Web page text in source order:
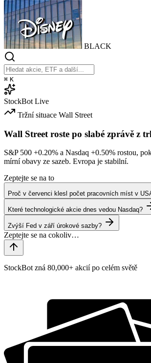
BLACK
⌘ K
StockBot Live
Tržní situace Wall Street
Wall Street roste po slabé zprávě z
S&P 500 +0.20% a Nasdaq +0.50% rostou,
mírní obavy ze sazeb. Evropa je stabilní.
Zeptejte se na to
Proč v červenci klesl počet pracovních míst v
Které technologické akcie dnes vedou Nasdaq?
Zvýší Fed v září úrokové sazby?
StockBot zná 80,000+ akcií po celém světě